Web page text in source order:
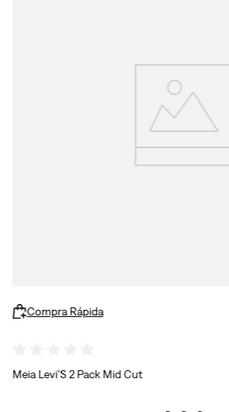
Compra Rápida
Meia Levi'S 2 Pack Mid Cut